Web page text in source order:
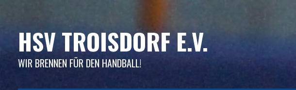
HSV TROISDORF E.V.
WIR BRENNEN FÜR DEN HANDBALL!